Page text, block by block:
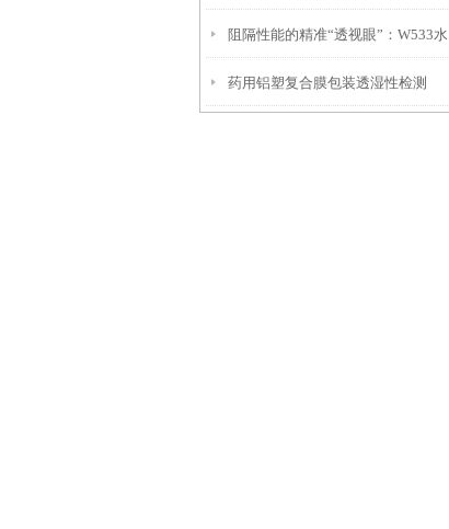
测试仪两大技术路线到底怎么选？
阻隔性能的精准“透视眼”：W533水
汽透过率测试仪功能解析
药用铝塑复合膜包装透湿性检测